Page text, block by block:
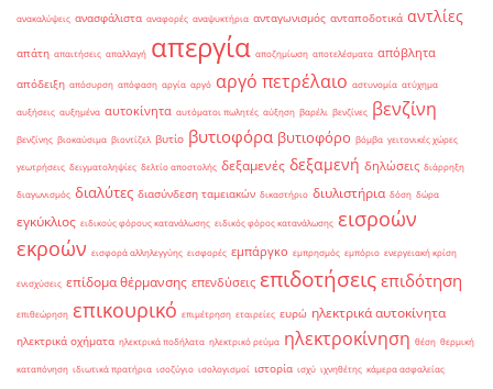
ανακαλύψεις ανασφάλιστα αναφορές αναψυκτήρια ανταγωνισμός ανταποδοτικά αντλίες
απάτη απαιτήσεις απαλλαγή απεργία αποζημίωση αποτελέσματα απόβλητα
απόδειξη απόσυρση απόφαση αργία αργό αργό πετρέλαιο αστυνομία ατύχημα
αυξήσεις αυξημένα αυτοκίνητα αυτόματοι πωλητές αύξηση βαρέλι βενζίνες βενζίνη
βενζίνης βιοκαύσιμα βιοντίζελ βυτίο βυτιοφόρα βυτιοφόρο βόμβα γειτονικές χώρες
γεωτρήσεις δειγματοληψίες δελτίο αποστολής δεξαμενές δεξαμενή δηλώσεις διάρρηξη
διαγωνισμός διαλύτες διασύνδεση ταμειακών δικαστήριο διυλιστήρια δόση δώρα
εγκύκλιος ειδικούς φόρους κατανάλωσης ειδικός φόρος κατανάλωσης εισροών
εκροών εισφορά αλληλεγγύης εισφορές εμπάργκο εμπρησμός εμπόριο ενεργειακή κρίση
ενισχύσεις επίδομα θέρμανσης επενδύσεις επιδοτήσεις επιδότηση
επιθεώρηση επικουρικό επιμέτρηση εταιρείες ευρώ ηλεκτρικά αυτοκίνητα
ηλεκτρικά οχήματα ηλεκτρικά ποδήλατα ηλεκτρικό ρεύμα ηλεκτροκίνηση θέση θερμική
καταπόνηση ιδιωτικά πρατήρια ισοζύγιο ισολογισμοί ιστορία ισχύ ιχνηθέτης κάμερα ασφαλείας